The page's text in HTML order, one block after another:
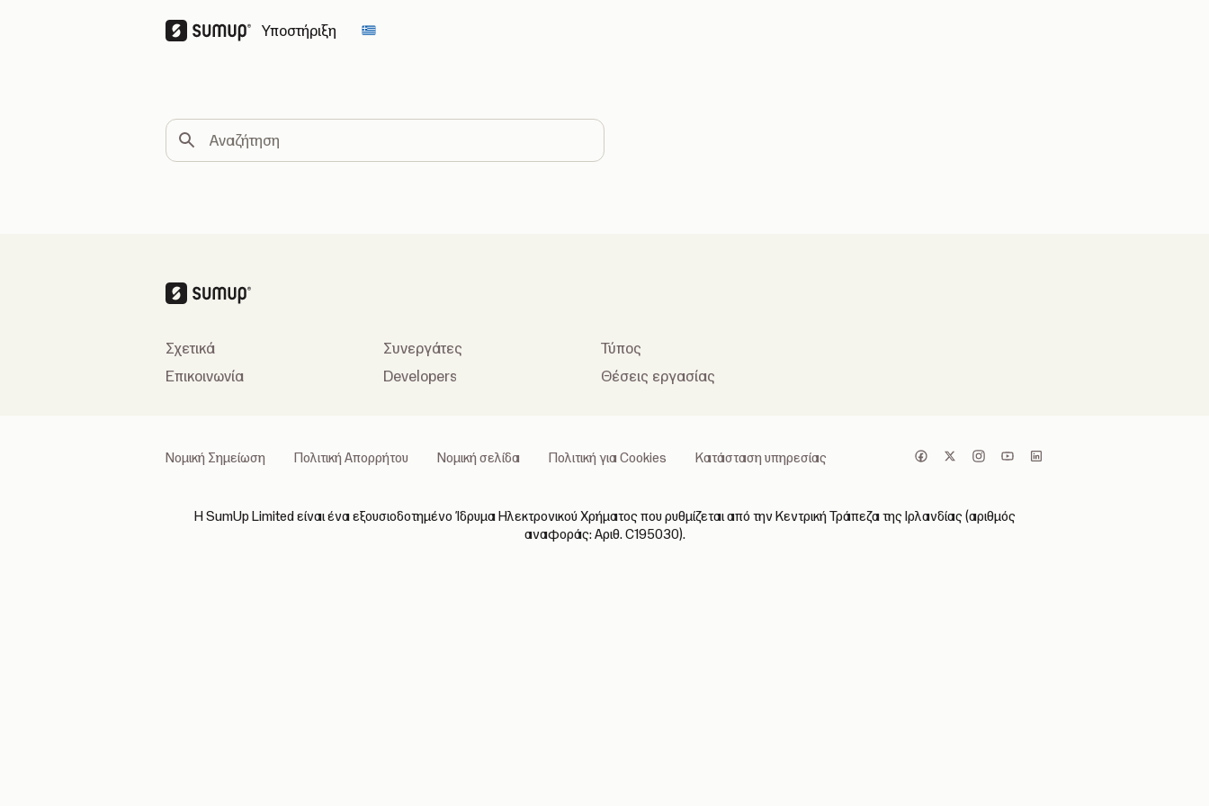
Υποστήριξη Change country
Αναζήτηση
Σχετικά
Επικοινωνία
Συνεργάτες
Developers
Τύπος
Θέσεις εργασίας
Νομική Σημείωση Πολιτική Απορρήτου Νομική σελίδα Πολιτική για Cookies Κατάσταση υπηρεσίας
Η SumUp Limited είναι ένα εξουσιοδοτημένο Ίδρυμα Ηλεκτρονικού Χρήματος που ρυθμίζεται από την Κεντρική Τράπεζα της Ιρλανδίας (αριθμός
αναφοράς: Αριθ. C195030).